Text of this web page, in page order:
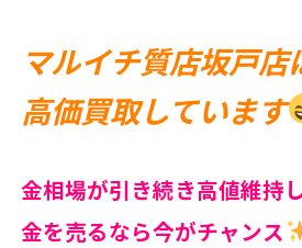
マルイチ質店坂戸店
高価買取しています
金相場が引き続き高値維持
金を売るなら今がチャンス